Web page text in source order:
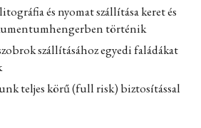
és nyomat szállítása keret és
történik
szállításához egyedi faládákat
teljes körű (full risk) biztosítással